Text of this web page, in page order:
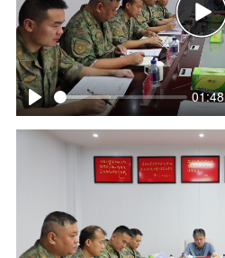
P
y
01:48
P
l
a
y